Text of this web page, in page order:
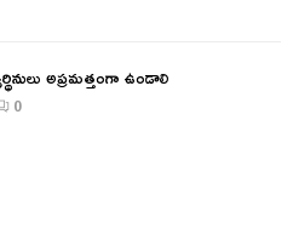
అప్రమత్తంగా ఉండాలి
0